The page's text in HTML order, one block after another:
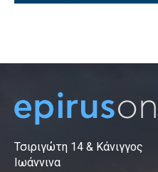
Τσιριγώτη 14 & Κάνιγγος
Ιωάννινα